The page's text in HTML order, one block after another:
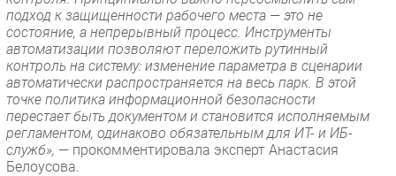
подход к защищенности рабочего места — это не
состояние, а непрерывный процесс. Инструменты
автоматизации позволяют переложить рутинный
контроль на систему: изменение параметра в сценарии
автоматически распространяется на весь парк. В этой
точке политика информационной безопасности
перестает быть документом и становится исполняемым
регламентом, одинаково обязательным для ИТ- и ИБ-
служб», — прокомментировала эксперт Анастасия
Белоусова.